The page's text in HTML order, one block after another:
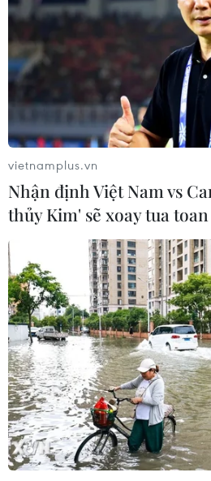
Toàn cảnh ASEAN
Lan "thắng như chẻ tre", thách
tuyển Việt Nam
05/08/2026 07:15
Nhận định Philippines
Thái Lan: Madam Pang treo
tiền tỷ, "Voi chiến" quyết thắng
04/08/2026 09:19
Đội tuyển Việt Nam
thưởng 2 tỷ đồng sau thắng
Indonesia
04/08/2026 04:16
Tuyển thủ Indonesia cúi đầu
khẩn xin lỗi người hâm mộ xứ
đảo
vietnamplus.vn
Nhận định Việt Nam vs
thủy Kim' sẽ xoay tua